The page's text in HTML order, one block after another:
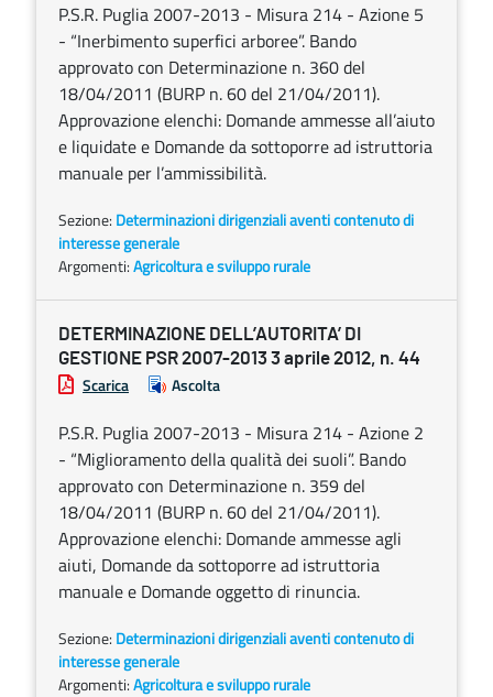
P.S.R. Puglia 2007-2013 - Misura 214 - Azione 5
- “Inerbimento superfici arboree”. Bando
approvato con Determinazione n. 360 del
18/04/2011 (BURP n. 60 del 21/04/2011).
Approvazione elenchi: Domande ammesse all’aiuto
e liquidate e Domande da sottoporre ad istruttoria
manuale per l’ammissibilità.
Sezione: Determinazioni dirigenziali aventi contenuto di
interesse generale
Argomenti:Agricoltura e sviluppo rurale
DETERMINAZIONE DELL’AUTORITA’ DI
GESTIONE PSR 2007-2013 3 aprile 2012, n. 44
Scarica Ascolta
P.S.R. Puglia 2007-2013 - Misura 214 - Azione 2
- “Miglioramento della qualità dei suoli”. Bando
approvato con Determinazione n. 359 del
18/04/2011 (BURP n. 60 del 21/04/2011).
Approvazione elenchi: Domande ammesse agli
aiuti, Domande da sottoporre ad istruttoria
manuale e Domande oggetto di rinuncia.
Sezione: Determinazioni dirigenziali aventi contenuto di
interesse generale
Argomenti:Agricoltura e sviluppo rurale